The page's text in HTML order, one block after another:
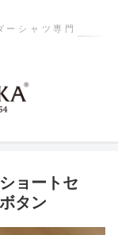
ーシャツ専門
ョートセ
タン